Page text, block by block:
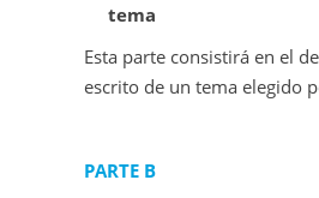
tema
Esta parte consistirá en el
escrito de un tema elegido
PARTE B